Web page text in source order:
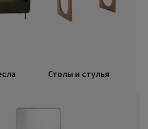
Столы и стулья